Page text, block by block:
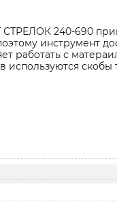
240-690
инструмент
работать с
используются